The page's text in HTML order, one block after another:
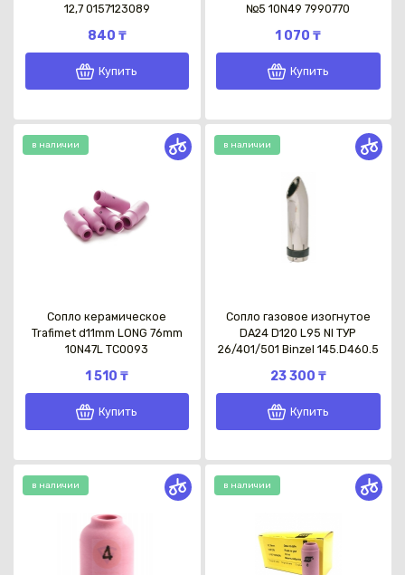
12,7 0157123089
840 ₸
Купить
№5 10N49 7990770
1 070 ₸
Купить
в наличии
Сопло керамическое
Trafimet d11mm LONG 76mm
10N47L TC0093
1 510 ₸
Купить
в наличии
Сопло газовое изогнутое
DA24 D120 L95 NI ТУР
26/401/501 Binzel 145.D460.5
23 300 ₸
Купить
в наличии в наличии